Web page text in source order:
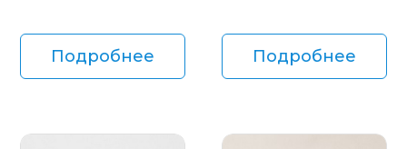
Подробнее Подробнее